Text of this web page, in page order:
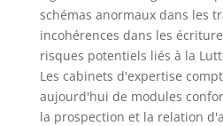
schémas anormaux dans les
incohérences dans les
risques potentiels liés à la
Les cabinets d'expertise
aujourd'hui de modules
la prospection et la relation